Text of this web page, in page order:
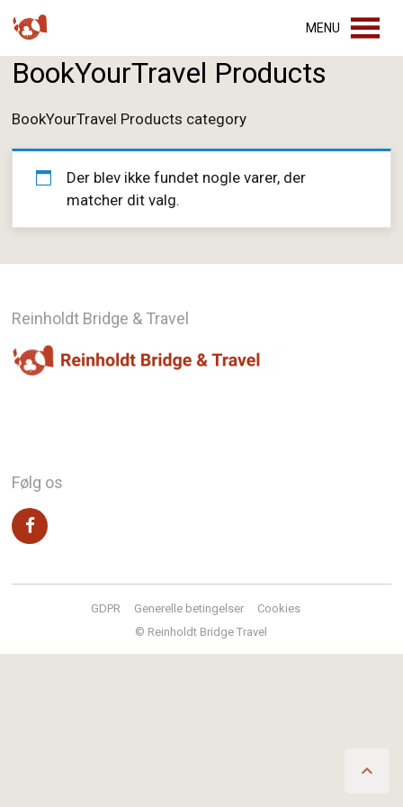
MENU
BookYourTravel Products
BookYourTravel Products category
Der blev ikke fundet nogle varer, der
matcher dit valg.
Reinholdt Bridge & Travel
Følg os
© Reinholdt Bridge Travel
GDPR Generelle betingelser Cookies
